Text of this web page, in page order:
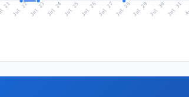
21Jul 22 Jul 23 Jul 24 Jul 25 Jul 26Jul 27 Jul 28Jul 29 Jul 30 Jul 31